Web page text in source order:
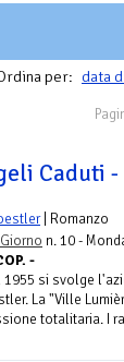
per: data
Caduti
| Romanzo
n. 10 -
-
1955 si svolge
La "Ville
totalitaria. I